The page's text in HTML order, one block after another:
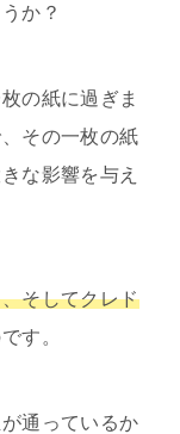
か？
の紙に過ぎま
その一枚の紙
な影響を与え
そしてクレド
す。
通っているか